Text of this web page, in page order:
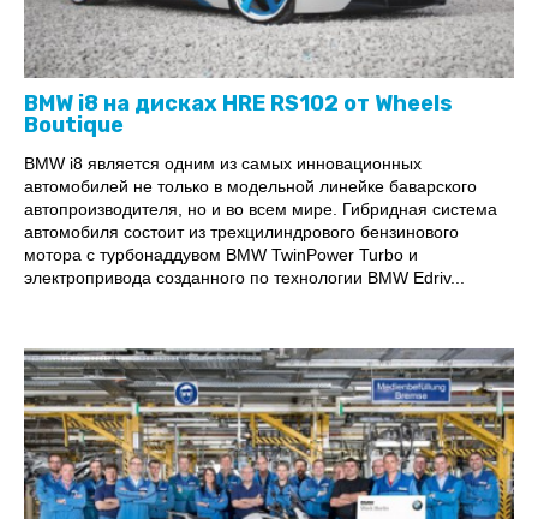
BMW i8 на дисках HRE RS102 от Wheels
Boutique
BMW i8 является одним из самых инновационных
автомобилей не только в модельной линейке баварского
автопроизводителя, но и во всем мире. Гибридная система
автомобиля состоит из трехцилиндрового бензинового
мотора с турбонаддувом BMW TwinPower Turbo и
электропривода созданного по технологии BMW Edriv...